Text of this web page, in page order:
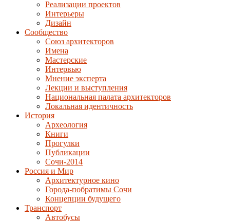
Реализации проектов
Интерьеры
Дизайн
Сообщество
Союз архитекторов
Имена
Мастерские
Интервью
Мнение эксперта
Лекции и выступления
Национальная палата архитекторов
Локальная идентичность
История
Археология
Книги
Прогулки
Публикации
Сочи-2014
Россия и Мир
Архитектурное кино
Города-побратимы Сочи
Концепции будущего
Транспорт
Автобусы